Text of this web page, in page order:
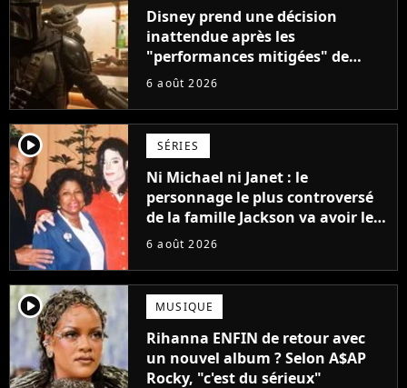
Disney prend une décision
inattendue après les
"performances mitigées" de
Vaiana et The Mandalorian &
6 août 2026
player2 SÉRIES
Ni Michael ni Janet : le
personnage le plus controversé
de la famille Jackson va avoir le
droit à sa propre série
6 août 2026
player2 MUSIQUE
Rihanna ENFIN de retour avec
un nouvel album ? Selon A$AP
Rocky, "c'est du sérieux"